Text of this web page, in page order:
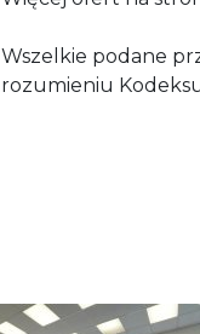
Wszelkie podane
rozumieniu